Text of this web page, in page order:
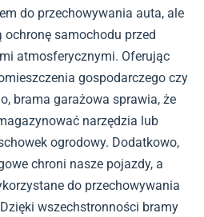
do przechowywania auta, ale
ochronę samochodu przed
atmosferycznymi. Oferując
gospodarczego czy
brama garażowa sprawia, że
narzędzia lub
ogrodowy. Dodatkowo,
chroni nasze pojazdy, a
do przechowywania
wszechstronności bramy